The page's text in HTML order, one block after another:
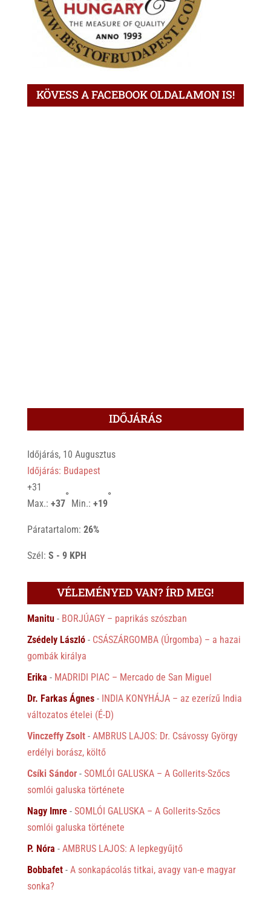
KÖVESS A FACEBOOK OLDALAMON IS!
IDŐJÁRÁS
Időjárás, 10 Augusztus
Időjárás: Budapest
+31
Max.: +37
°
Min.: +19
°
Páratartalom: 26%
Szél: S - 9 KPH
VÉLEMÉNYED VAN? ÍRD MEG!
Manitu- BORJÚAGY – paprikás szószban
Zsédely László- CSÁSZÁRGOMBA (Úrgomba) – a hazai
gombák királya
Erika - MADRIDI PIAC – Mercado de San Miguel
Dr. Farkas Ágnes- INDIA KONYHÁJA – az ezerízű India
változatos ételei (É-D)
Vinczeffy Zsolt- AMBRUS LAJOS: Dr. Csávossy György
erdélyi borász, költő
Csíki Sándor- SOMLÓI GALUSKA – A Gollerits-Szőcs
somlói galuska története
Nagy Imre- SOMLÓI GALUSKA – A Gollerits-Szőcs
somlói galuska története
P. Nóra - AMBRUS LAJOS: A lepkegyűjtő
Bobbafet- A sonkapácolás titkai, avagy van-e magyar
sonka?